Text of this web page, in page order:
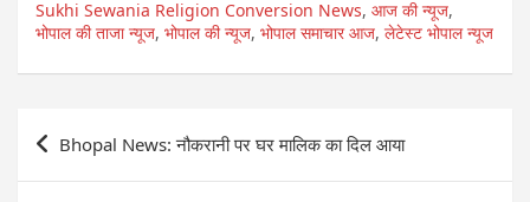
Sukhi Sewania Religion Conversion News, आज की न्यूज,
भोपाल की ताजा न्यूज, भोपाल की न्यूज, भोपाल समाचार आज, लेटेस्ट भोपाल न्यूज
Post
navigation
Bhopal News: नौकरानी पर घर मालिक का दिल आया